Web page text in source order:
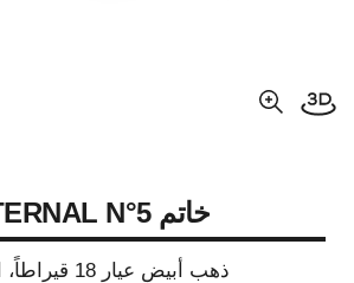
فتح العرض ثلاثي الأبعاد
عرض مكبّر عن الصورة
خاتم ETERNAL N°5
ذهب أبيض عيار 18 قيراطاً، الماس